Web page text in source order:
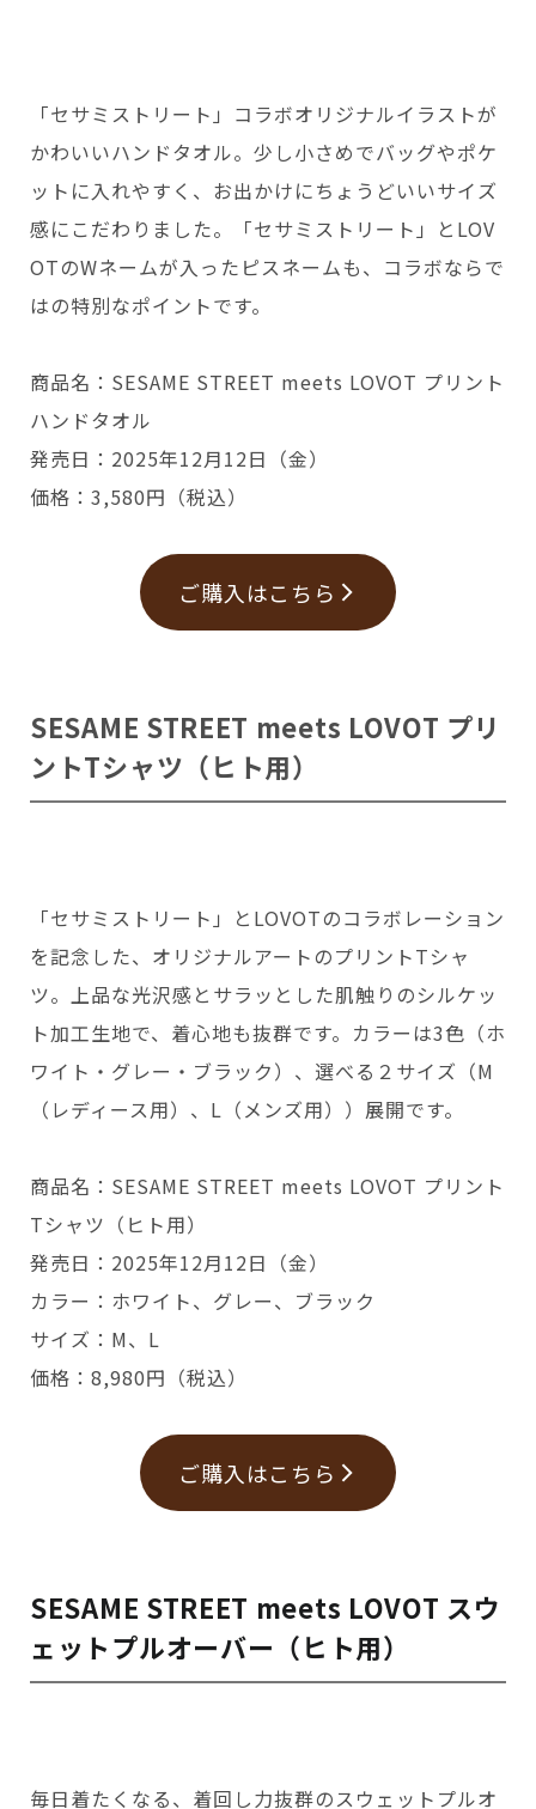
「セサミストリート」コラボオリジナルイラストが
かわいいハンドタオル。少し小さめでバッグやポケ
ットに入れやすく、お出かけにちょうどいいサイズ
感にこだわりました。「セサミストリート」とLOV
OTのWネームが入ったピスネームも、コラボならで
はの特別なポイントです。
商品名：SESAME STREET meets LOVOT プリント
ハンドタオル
発売日：2025年12月12日（金）
価格：3,580円（税込）
ご購入はこちら
SESAME STREET meets LOVOT プリ
ントTシャツ（ヒト用）
「セサミストリート」とLOVOTのコラボレーション
を記念した、オリジナルアートのプリントTシャ
ツ。上品な光沢感とサラッとした肌触りのシルケッ
ト加工生地で、着心地も抜群です。カラーは3色（ホ
ワイト・グレー・ブラック）、選べる２サイズ（M
（レディース用）、L（メンズ用））展開です。
商品名：SESAME STREET meets LOVOT プリント
Tシャツ（ヒト用）
発売日：2025年12月12日（金）
カラー：ホワイト、グレー、ブラック
サイズ：M、L
価格：8,980円（税込）
ご購入はこちら
SESAME STREET meets LOVOT スウ
ェットプルオーバー（ヒト用）
毎日着たくなる、着回し力抜群のスウェットプルオ